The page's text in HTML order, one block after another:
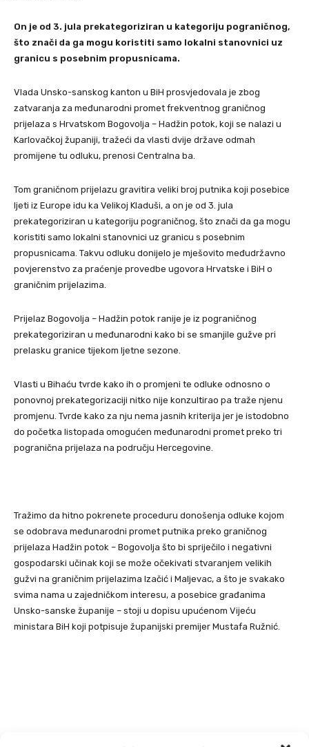
On je od 3. jula prekategoriziran u kategoriju pograničnog,
što znači da ga mogu koristiti samo lokalni stanovnici uz
granicu s posebnim propusnicama.
Vlada Unsko-sanskog kanton u BiH prosvjedovala je zbog
zatvaranja za međunarodni promet frekventnog graničnog
prijelaza s Hrvatskom Bogovolja – Hadžin potok, koji se nalazi u
Karlovačkoj županiji, tražeći da vlasti dvije države odmah
promijene tu odluku, prenosi Centralna ba.
Tom graničnom prijelazu gravitira veliki broj putnika koji posebice
ljeti iz Europe idu ka Velikoj Kladuši, a on je od 3. jula
prekategoriziran u kategoriju pograničnog, što znači da ga mogu
koristiti samo lokalni stanovnici uz granicu s posebnim
propusnicama. Takvu odluku donijelo je mješovito međudržavno
povjerenstvo za praćenje provedbe ugovora Hrvatske i BiH o
graničnim prijelazima.
Prijelaz Bogovolja – Hadžin potok ranije je iz pograničnog
prekategoriziran u međunarodni kako bi se smanjile gužve pri
prelasku granice tijekom ljetne sezone.
Vlasti u Bihaću tvrde kako ih o promjeni te odluke odnosno o
ponovnoj prekategorizaciji nitko nije konzultirao pa traže njenu
promjenu. Tvrde kako za nju nema jasnih kriterija jer je istodobno
do početka listopada omogućen međunarodni promet preko tri
pogranična prijelaza na području Hercegovine.
Tražimo da hitno pokrenete proceduru donošenja odluke kojom
se odobrava međunarodni promet putnika preko graničnog
prijelaza Hadžin potok – Bogovolja što bi spriječilo i negativni
gospodarski učinak koji se može očekivati stvaranjem velikih
gužvi na graničnim prijelazima Izačić i Maljevac, a što je svakako
svima nama u zajedničkom interesu, a posebice građanima
Unsko-sanske županije – stoji u dopisu upućenom Vijeću
ministara BiH koji potpisuje županijski premijer Mustafa Ružnić.